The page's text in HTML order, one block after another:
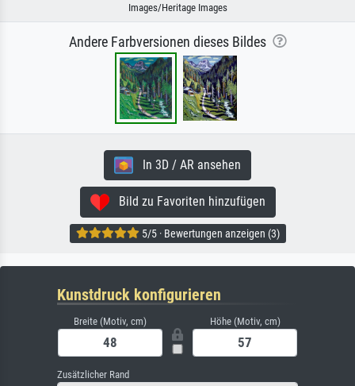
Images/Heritage Images
Andere Farbversionen dieses Bildes
In 3D / AR ansehen
Bild zu Favoriten hinzufügen
5/5 · Bewertungen anzeigen (3)
Kunstdruck konfigurieren
Breite (Motiv, cm) Höhe (Motiv, cm)
Zusätzlicher Rand